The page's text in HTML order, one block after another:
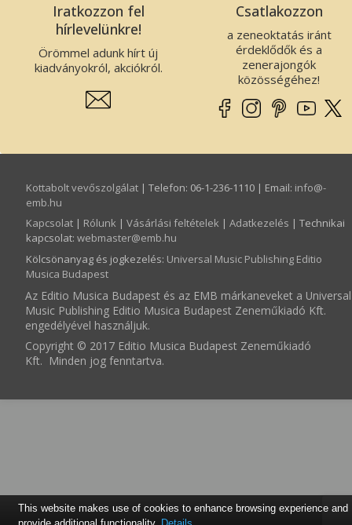
Iratkozzon fel
hírlevelünkre!
Örömmel adunk hírt új
kiadványokról, akciókról.
Csatlakozzon
a zeneoktatás iránt
érdeklődők és a
zenerajongók
közösségéhez!
Kottabolt vevőszolgálat | Telefon: 06-1-236-1110 | Email: info­@­
emb.hu
Kapcsolat | Rólunk | Vásárlási feltételek | Adatkezelés | Technikai
kapcsolat: webmaster­@­emb.hu
Kölcsönanyag és jogkezelés: Universal Music Publishing Editio
Musica Budapest
Az Editio Musica Budapest és az EMB márkaneveket a Universal
Music Publishing Editio Musica Budapest Zeneműkiadó Kft.
engedélyével használjuk.
Copyright © 2017 Editio Musica Budapest Zeneműkiadó
Kft. Minden jog fenntartva.
This website makes use of cookies to enhance browsing experience and